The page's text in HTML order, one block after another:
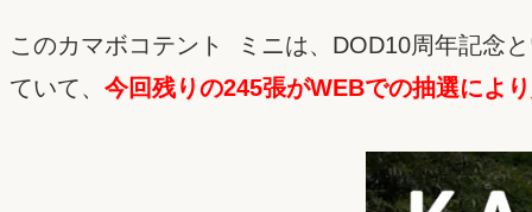
このカマボコテント ミニは、DOD10周年記念
ていて、 今回残りの245張がWEBでの抽選により